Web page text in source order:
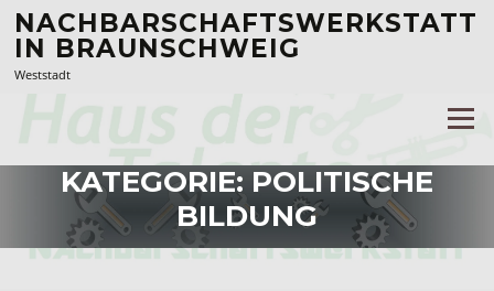
Zum
Inhalt
springen
NACHBARSCHAFTSWERKSTATT
IN BRAUNSCHWEIG
Weststadt
Menü
KATEGORIE: POLITISCHE
BILDUNG